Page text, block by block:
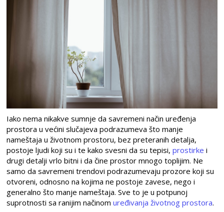
Iako nema nikakve sumnje da savremeni način uređenja
prostora u većini slučajeva podrazumeva što manje
nameštaja u životnom prostoru, bez preteranih detalja,
postoje ljudi koji su i te kako svesni da su tepisi,prostirke i
drugi detalji vrlo bitni i da čine prostor mnogo toplijim. Ne
samo da savremeni trendovi podrazumevaju prozore koji su
otvoreni, odnosno na kojima ne postoje zavese, nego i
generalno što manje nameštaja. Sve to je u potpunoj
suprotnosti sa ranijim načinomuređivanja životnog prostora.